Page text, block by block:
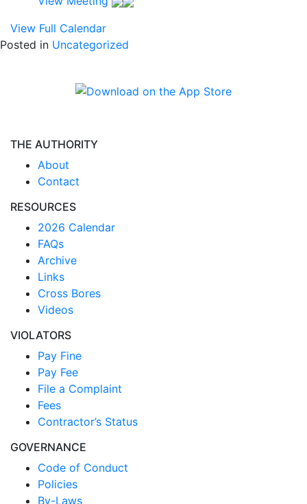
View Full Calendar
Posted in Uncategorized
THE AUTHORITY
About
Contact
RESOURCES
2026 Calendar
FAQs
Archive
Links
Cross Bores
Videos
VIOLATORS
Pay Fine
Pay Fee
File a Complaint
Fees
Contractor’s Status
GOVERNANCE
Code of Conduct
Policies
By-Laws